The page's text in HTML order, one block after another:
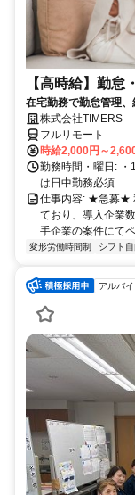
【高時給】勤怠
在宅勤務で勤怠管理
稼ぎたい方、注目！
株式会社TIMERS
フルリモート
時給2,000円～
勤務時間・曜日:
は日中勤務必須
仕事内容: ★急募★
ており、導入企業
手企業の案件にて
変形労働時間制 シフト自
アルバ